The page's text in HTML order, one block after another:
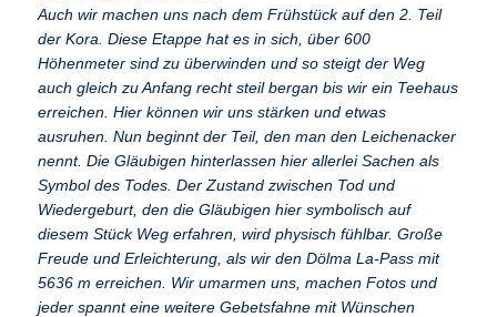
Auch wir machen uns nach dem Frühstück auf den 2. Teil
der Kora. Diese Etappe hat es in sich, über 600
Höhenmeter sind zu überwinden und so steigt der Weg
auch gleich zu Anfang recht steil bergan bis wir ein Teehaus
erreichen. Hier können wir uns stärken und etwas
ausruhen. Nun beginnt der Teil, den man den Leichenacker
nennt. Die Gläubigen hinterlassen hier allerlei Sachen als
Symbol des Todes. Der Zustand zwischen Tod und
Wiedergeburt, den die Gläubigen hier symbolisch auf
diesem Stück Weg erfahren, wird physisch fühlbar. Große
Freude und Erleichterung, als wir den Dölma La-Pass mit
5636 m erreichen. Wir umarmen uns, machen Fotos und
jeder spannt eine weitere Gebetsfahne mit Wünschen